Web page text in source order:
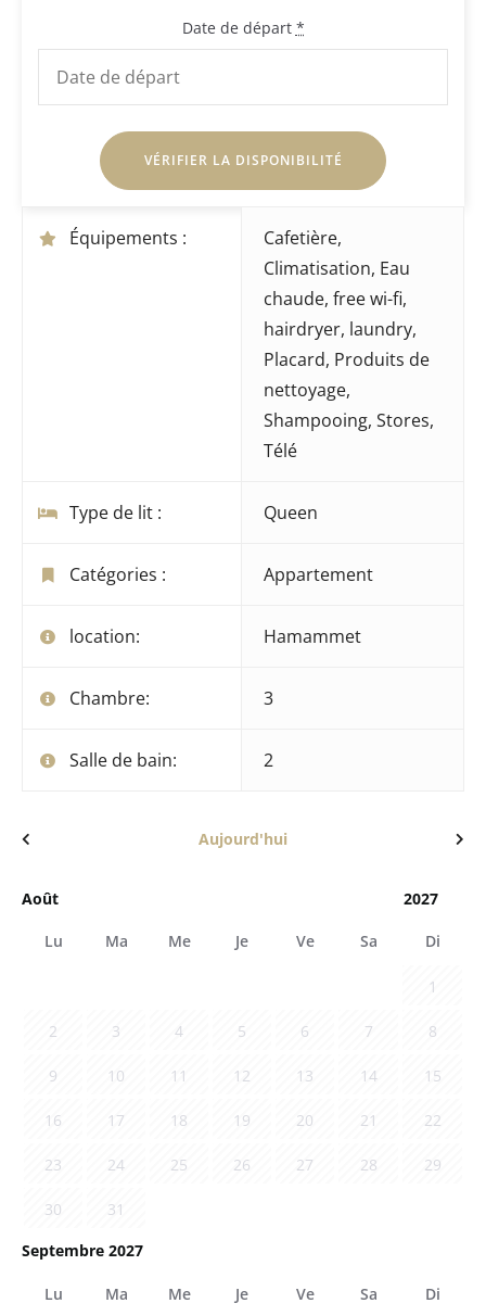
Date de départ *
Équipements : Cafetière,
Climatisation, Eau
chaude, free wi-fi,
hairdryer, laundry,
Placard, Produits de
nettoyage,
Shampooing, Stores,
Télé
Type de lit : Queen
Catégories : Appartement
location: Hamammet
Chambre: 3
Salle de bain: 2
Aujourd'hui
Lu Ma Me Je Ve Sa Di
1
2 3 4 5 6 7 8
9 10 11 12 13 14 15
16 17 18 19 20 21 22
23 24 25 26 27 28 29
30 31
Septembre 2027
Lu Ma Me Je Ve Sa Di